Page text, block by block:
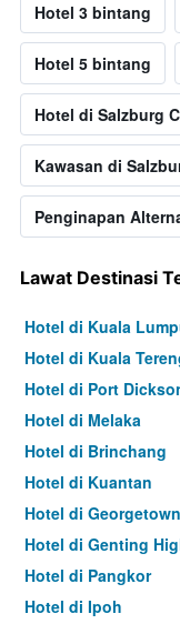
Hotel 3 bintang
Hotel 5 bintang
Hotel di Salzburg
Kawasan di
Penginapan
Lawat Destinasi
Hotel di Kuala
Hotel di Kuala
Hotel di Port
Hotel di Melaka
Hotel di Brinchang
Hotel di Kuantan
Hotel di Georgetown
Hotel di Genting
Hotel di Pangkor
Hotel di Ipoh